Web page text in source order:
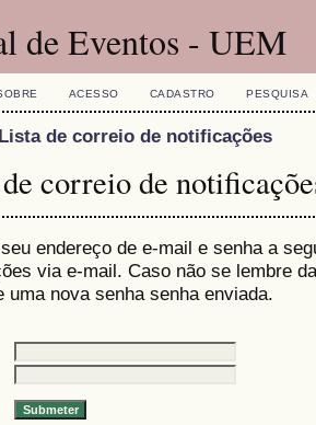
de Eventos - UEM
ACESSO CADASTRO PESQUISA
Lista de correio de notificações
correio de
endereço de e-mail e senha a
via e-mail. Caso não se lembre
uma nova senha senha enviada.